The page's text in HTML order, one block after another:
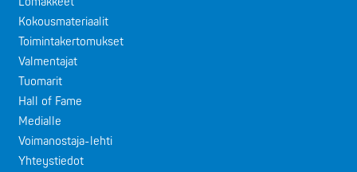
Kokousmateriaalit
Toimintakertomukset
Valmentajat
Tuomarit
Hall of Fame
Medialle
Voimanostaja-lehti
Yhteystiedot